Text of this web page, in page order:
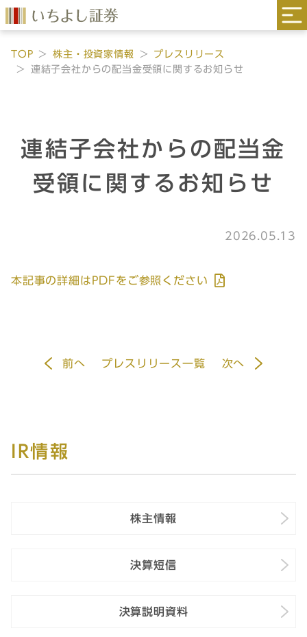
TOP 株主・投資家情報
プレスリリース
連結子会社からの配当金受領に関するお知らせ
連結子会社からの配当金
受領に関するお知らせ
2026.05.13
本記事の詳細はPDFをご参照ください
前へ プレスリリース一覧 次へ
IR情報
株主情報
決算短信
決算説明資料